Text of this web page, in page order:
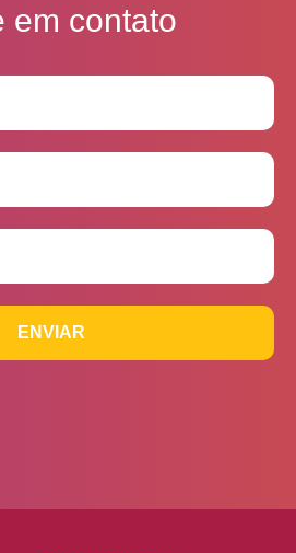
em contato
ENVIAR